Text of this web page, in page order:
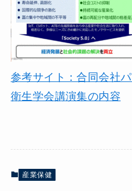
参考サイト：合同会社
衛生学会講演集の内容
産業保健